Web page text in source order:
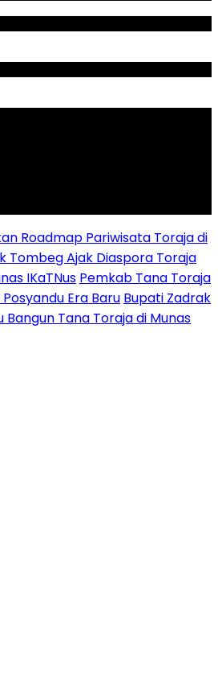
Roadmap Pariwisata Toraja di
Tombeg Ajak Diaspora Toraja
IKaTNus Pemkab Tana Toraja
Era Baru Bupati Zadrak
Tana Toraja di Munas